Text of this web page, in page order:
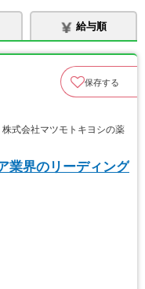
給与順
保存する
式会社マツモトキヨシの薬
業界のリーディング